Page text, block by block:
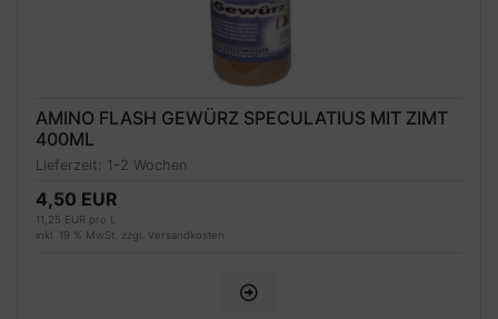
AMINO FLASH GEWÜRZ SPECULATIUS MIT ZIMT
400ML
Lieferzeit: 1-2 Wochen
4,50 EUR
11,25 EUR pro L
inkl. 19 % MwSt. zzgl. Versandkosten